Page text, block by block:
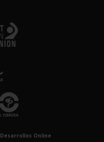
Desarrollos Online